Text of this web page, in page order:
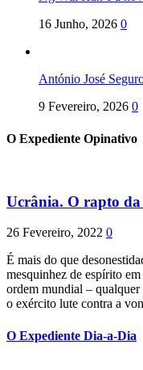
16 Junho, 2026 0
António José
9 Fevereiro, 2026 0
O Expediente Opinativo
Ucrânia. O rapto
26 Fevereiro, 2022 0
É mais do que
mesquinhez de espírito
ordem mundial – qualquer
o exército lute contra a
O Expediente Dia-a-Dia